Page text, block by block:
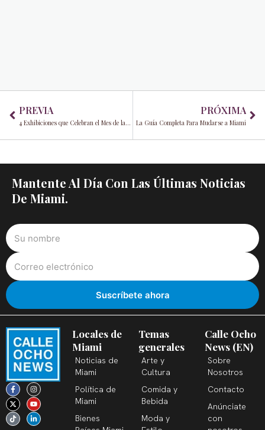
PREVIA
4 Exhibiciones que Celebran el Mes de la Historia Afroamericana en Miami
PRÓXIMA
La Guía Completa Para Mudarse a Miami
Mantente Al Día Con Las Últimas Noticias
De Miami.
F
a
c
e
b
o
o
I
n
s
t
a
g
r
X
-
t
w
i
t
t
Y
o
u
t
u
b
e
T
i
k
t
o
k
L
i
n
k
e
d
i
Locales de
Miami
Noticias de
Miami
Política de
Miami
Bienes
Temas
generales
Arte y
Cultura
Comida y
Bebida
Moda y
Calle Ocho
News (EN)
Sobre
Nosotros
Contacto
Anúnciate
con